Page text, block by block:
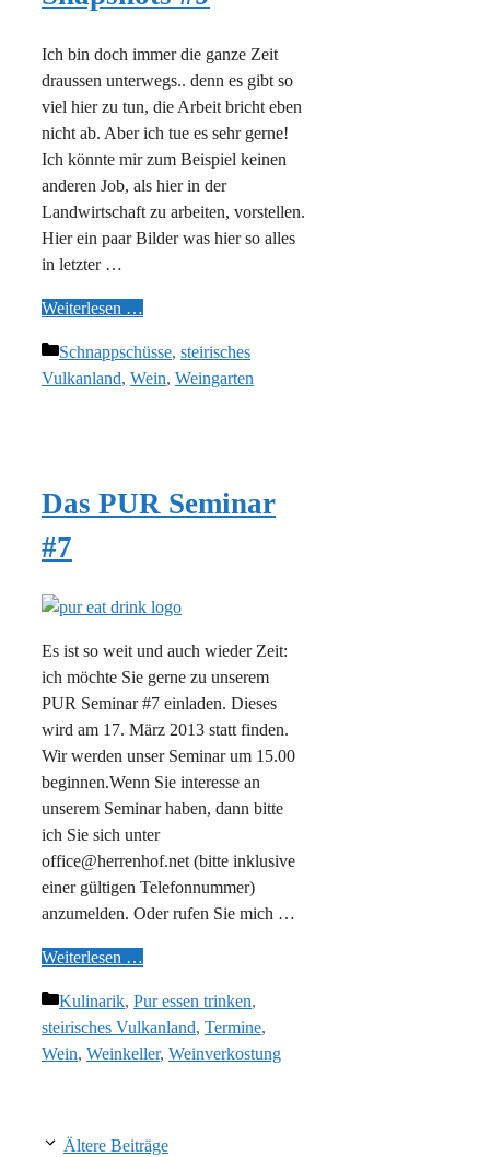
Ich bin doch immer die ganze Zeit
draussen unterwegs.. denn es gibt so
viel hier zu tun, die Arbeit bricht eben
nicht ab. Aber ich tue es sehr gerne!
Ich könnte mir zum Beispiel keinen
anderen Job, als hier in der
Landwirtschaft zu arbeiten, vorstellen.
Hier ein paar Bilder was hier so alles
in letzter …
Weiterlesen …
Kategorien
Schnappschüsse, steirisches
Vulkanland, Wein, Weingarten
Das PUR Seminar
#7
Es ist so weit und auch wieder Zeit:
ich möchte Sie gerne zu unserem
PUR Seminar #7 einladen. Dieses
wird am 17. März 2013 statt finden.
Wir werden unser Seminar um 15.00
beginnen.Wenn Sie interesse an
unserem Seminar haben, dann bitte
ich Sie sich unter
office@herrenhof.net (bitte inklusive
einer gültigen Telefonnummer)
anzumelden. Oder rufen Sie mich …
Weiterlesen …
Kategorien
Kulinarik, Pur essen trinken,
steirisches Vulkanland, Termine,
Wein, Weinkeller, Weinverkostung
Ältere Beiträge